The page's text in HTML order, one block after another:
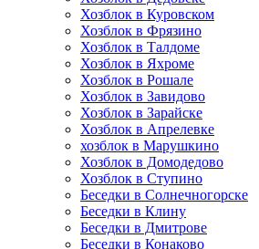
Хозблок в Куровском
Хозблок в Фрязино
Хозблок в Талдоме
Хозблок в Яхроме
Хозблок в Рошале
Хозблок в Завидово
Хозблок в Зарайске
Хозблок в Апрелевке
хозблок в Марушкино
Хозблок в Домодедово
Хозблок в Ступино
Беседки в Солнечногорске
Беседки в Клину
Беседки в Дмитрове
Беседки в Конаково